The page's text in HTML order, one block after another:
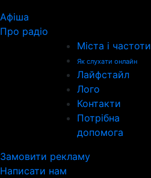
Афіша
Про радіо
Міста і частоти
Як слухати онлайн
Лайфстайл
Лого
Контакти
Потрібна
допомога
Замовити рекламу
Написати нам